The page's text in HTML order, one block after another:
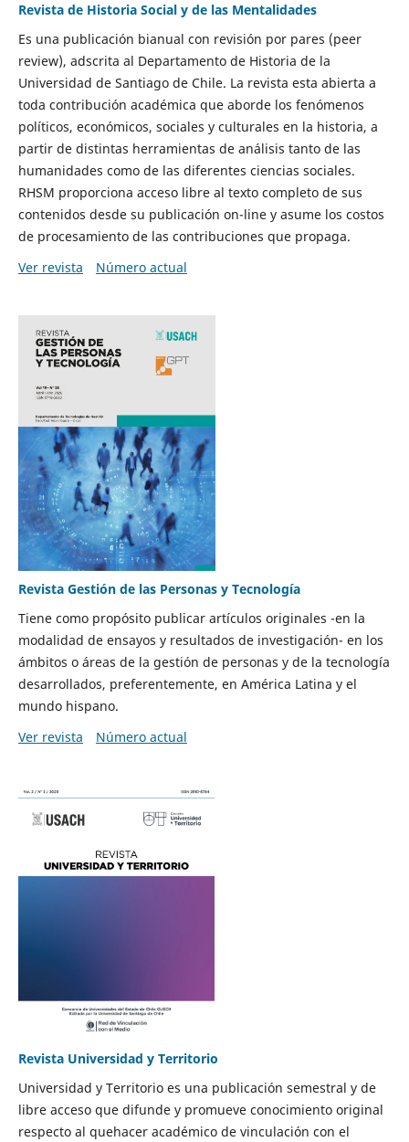
Revista de Historia Social y de las Mentalidades
Es una publicación bianual con revisión por pares (peer
review), adscrita al Departamento de Historia de la
Universidad de Santiago de Chile. La revista esta abierta a
toda contribución académica que aborde los fenómenos
políticos, económicos, sociales y culturales en la historia, a
partir de distintas herramientas de análisis tanto de las
humanidades como de las diferentes ciencias sociales.
RHSM proporciona acceso libre al texto completo de sus
contenidos desde su publicación on-line y asume los costos
de procesamiento de las contribuciones que propaga.
Ver revista
Número actual
Revista Gestión de las Personas y Tecnología
Tiene como propósito publicar artículos originales -en la
modalidad de ensayos y resultados de investigación- en los
ámbitos o áreas de la gestión de personas y de la tecnología
desarrollados, preferentemente, en América Latina y el
mundo hispano.
Ver revista
Número actual
Revista Universidad y Territorio
Universidad y Territorio es una publicación semestral y de
libre acceso que difunde y promueve conocimiento original
respecto al quehacer académico de vinculación con el